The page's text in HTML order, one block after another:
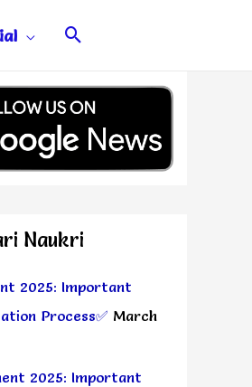
Search
Naukri
2025: Important
Process✅ March
2025: Important